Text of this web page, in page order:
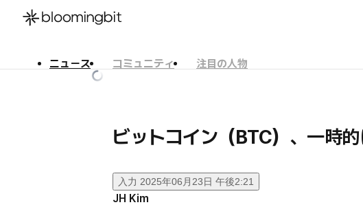
ニュース コミュニティ
注目の人物
ビットコイン（BTC）、一時
入力 2025年06月23日 午後2:21
JH Kim